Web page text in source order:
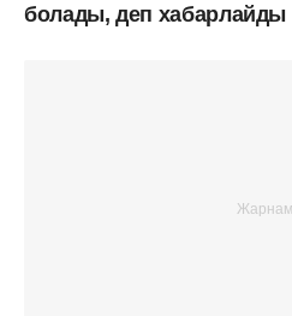
болады, деп хабарлайды